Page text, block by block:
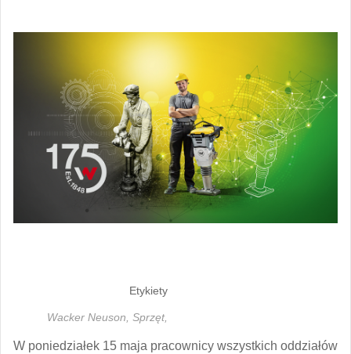
Etykiety
Wacker Neuson, Sprzęt,
W poniedziałek 15 maja pracownicy wszystkich oddziałów